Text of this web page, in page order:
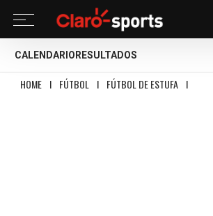
CALENDARIO RESULTADOS
HOME I FÚTBOL I FÚTBOL DE ESTUFA I